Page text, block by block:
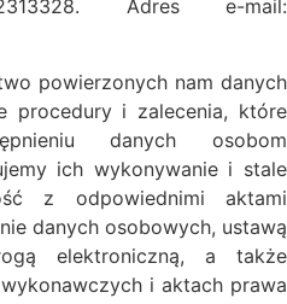
Adres e-mail:
powierzonych nam danych
procedury i zalecenia, które
danych osobom
ich wykonywanie i stale
z odpowiednimi aktami
danych osobowych, ustawą
elektroniczną, a także
i aktach prawa